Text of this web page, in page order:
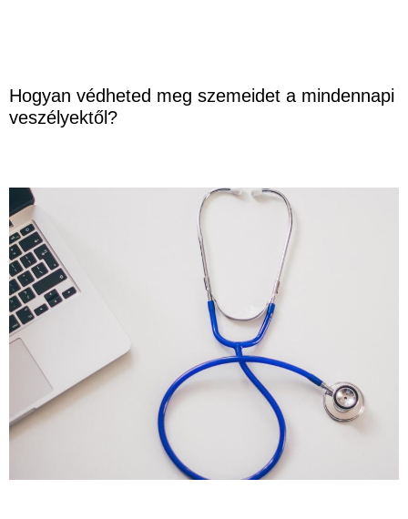
Hogyan védheted meg szemeidet a mindennapi
veszélyektől?